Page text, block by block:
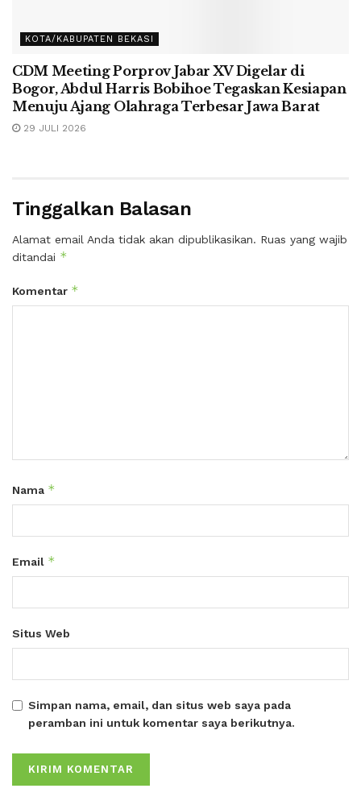
KOTA/KABUPATEN BEKASI
CDM Meeting Porprov Jabar XV Digelar di
Bogor, Abdul Harris Bobihoe Tegaskan Kesiapan
Menuju Ajang Olahraga Terbesar Jawa Barat
29 JULI 2026
Tinggalkan Balasan
Alamat email Anda tidak akan dipublikasikan. Ruas yang wajib
ditandai *
Komentar *
Nama *
Email *
Situs Web
Simpan nama, email, dan situs web saya pada
peramban ini untuk komentar saya berikutnya.